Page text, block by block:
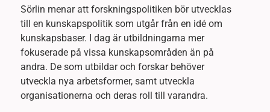
Sörlin menar att forskningspolitiken bör utvecklas
till en kunskapspolitik som utgår från en idé om
kunskapsbaser. I dag är utbildningarna mer
fokuserade på vissa kunskapsområden än på
andra. De som utbildar och forskar behöver
utveckla nya arbetsformer, samt utveckla
organisationerna och deras roll till varandra.